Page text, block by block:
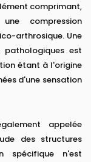
comprimant,
compression
arthrosique. Une
est
étant à l'origine
d'une sensation
appelée
des structures
spécifique n'est